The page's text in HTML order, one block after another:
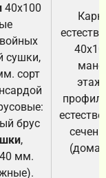
40х100
сушки,
сорт
брус
,
мм.
(дома